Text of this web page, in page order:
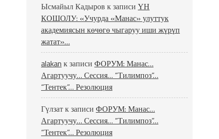
Ысмайыл Кадыров к записи ҮН
КОШОЛУ: «Учурда «Манас» улуттук
академиясын көчөгө чыгаруу иши жүрүп
жатат»…
alakan к записи ФОРУМ: Манас…
Агартуучу… Сессия… “Тилимпоз”…
“Тентек”… Резолюция
Гүлзатк записи ФОРУМ: Манас…
Агартуучу… Сессия… “Тилимпоз”…
“Тентек”… Резолюция